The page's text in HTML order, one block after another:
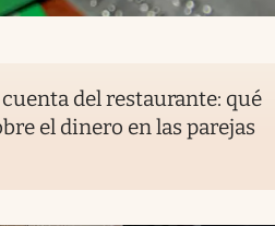
cuenta del restaurante: qué
el dinero en las parejas